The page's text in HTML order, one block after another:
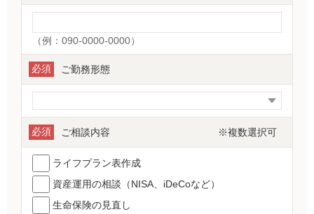
（例：090-0000-0000）
ご勤務形態
必須
ご相談内容 ※複数選択可
必須
ライフプラン表作成
資産運用の相談（NISA、iDeCoなど）
生命保険の見直し